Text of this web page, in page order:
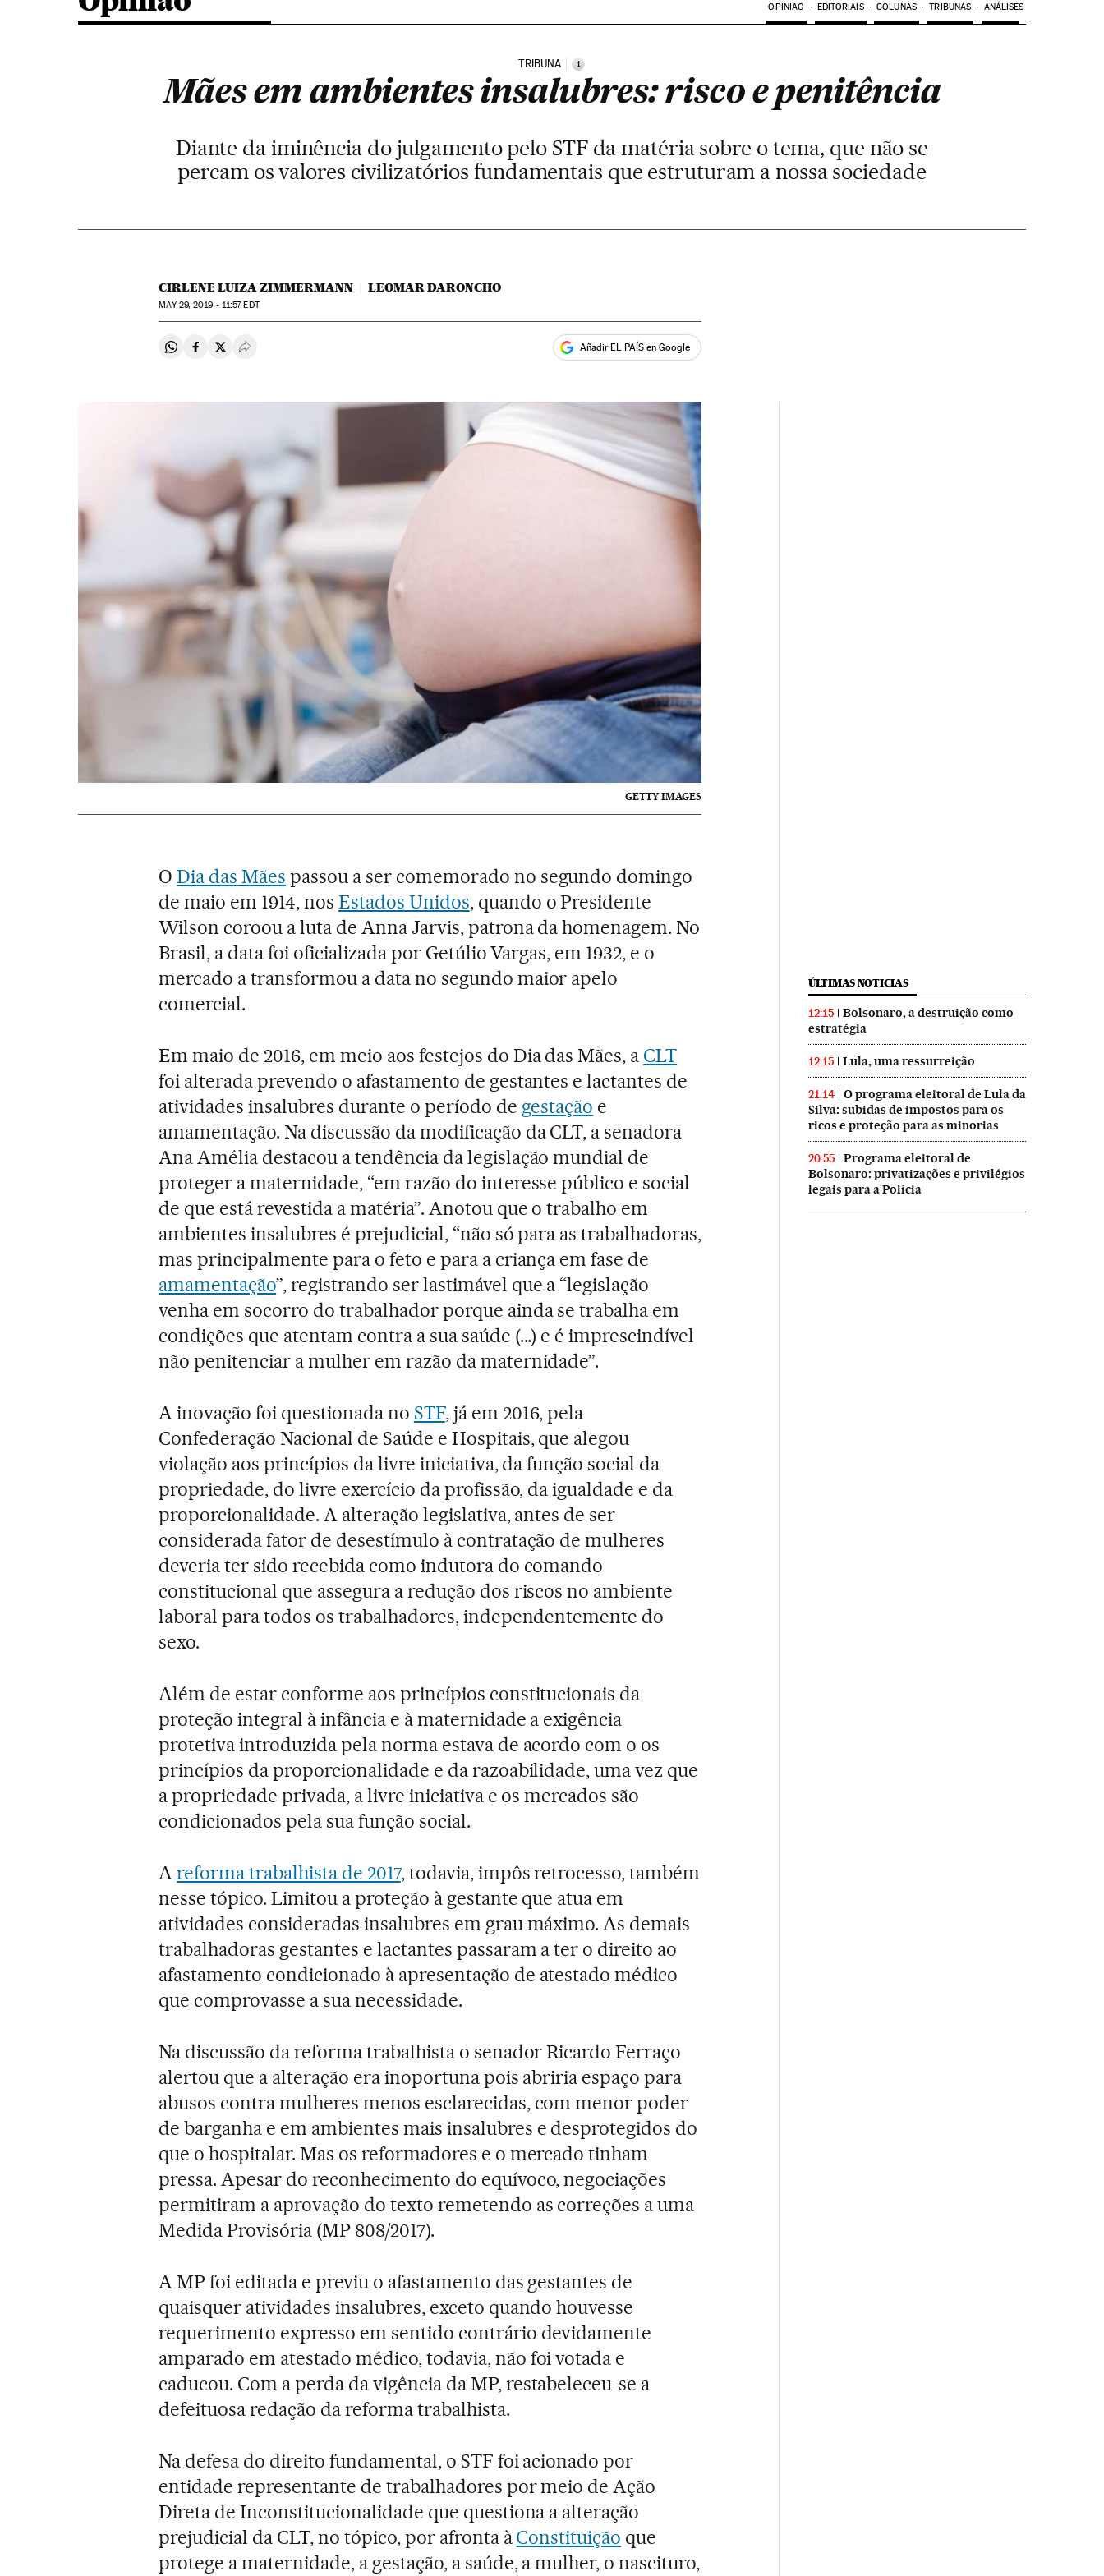
OPINIÃO EDITORIAIS COLUNAS TRIBUNAS ANÁLISES
TRIBUNA i
Mães em ambientes insalubres: risco e penitência
Diante da iminência do julgamento pelo STF da matéria sobre o tema, que não se
percam os valores civilizatórios fundamentais que estruturam a nossa sociedade
CIRLENE LUIZA ZIMMERMANN LEOMAR DARONCHO
MAY29, 2019 - 11:57EDT
Compartir en Whatsapp
Compartir en Facebook
Compartir en Twitter
Desplegar Redes Sociales Añadir EL PAÍS en Google
GETTY IMAGES
ODia das Mães passou a ser comemorado no segundo domingo
de maio em 1914, nos Estados Unidos, quando o Presidente
Wilson coroou a luta de Anna Jarvis, patrona da homenagem. No
Brasil, a data foi oficializada por Getúlio Vargas, em 1932, e o
mercado a transformou a data no segundo maior apelo
comercial.
Em maio de 2016, em meio aos festejos do Dia das Mães, a CLT
foi alterada prevendo o afastamento de gestantes e lactantes de
atividades insalubres durante o período de gestação e
amamentação. Na discussão da modificação da CLT, a senadora
Ana Amélia destacou a tendência da legislação mundial de
proteger a maternidade, “em razão do interesse público e social
de que está revestida a matéria”. Anotou que o trabalho em
ambientes insalubres é prejudicial, “não só para as trabalhadoras,
mas principalmente para o feto e para a criança em fase de
amamentação”, registrando ser lastimável que a “legislação
venha em socorro do trabalhador porque ainda se trabalha em
condições que atentam contra a sua saúde (...) e é imprescindível
não penitenciar a mulher em razão da maternidade”.
A inovação foi questionada no STF, já em 2016, pela
Confederação Nacional de Saúde e Hospitais, que alegou
violação aos princípios da livre iniciativa, da função social da
propriedade, do livre exercício da profissão, da igualdade e da
proporcionalidade. A alteração legislativa, antes de ser
considerada fator de desestímulo à contratação de mulheres
deveria ter sido recebida como indutora do comando
constitucional que assegura a redução dos riscos no ambiente
laboral para todos os trabalhadores, independentemente do
sexo.
Além de estar conforme aos princípios constitucionais da
proteção integral à infância e à maternidade a exigência
protetiva introduzida pela norma estava de acordo com o os
princípios da proporcionalidade e da razoabilidade, uma vez que
a propriedade privada, a livre iniciativa e os mercados são
condicionados pela sua função social.
Areforma trabalhista de 2017, todavia, impôs retrocesso, também
nesse tópico. Limitou a proteção à gestante que atua em
atividades consideradas insalubres em grau máximo. As demais
trabalhadoras gestantes e lactantes passaram a ter o direito ao
afastamento condicionado à apresentação de atestado médico
que comprovasse a sua necessidade.
Na discussão da reforma trabalhista o senador Ricardo Ferraço
alertou que a alteração era inoportuna pois abriria espaço para
abusos contra mulheres menos esclarecidas, com menor poder
de barganha e em ambientes mais insalubres e desprotegidos do
que o hospitalar. Mas os reformadores e o mercado tinham
pressa. Apesar do reconhecimento do equívoco, negociações
permitiram a aprovação do texto remetendo as correções a uma
Medida Provisória (MP 808/2017).
A MP foi editada e previu o afastamento das gestantes de
quaisquer atividades insalubres, exceto quando houvesse
requerimento expresso em sentido contrário devidamente
amparado em atestado médico, todavia, não foi votada e
caducou. Com a perda da vigência da MP, restabeleceu-se a
defeituosa redação da reforma trabalhista.
Na defesa do direito fundamental, o STF foi acionado por
entidade representante de trabalhadores por meio de Ação
Direta de Inconstitucionalidade que questiona a alteração
prejudicial da CLT, no tópico, por afronta àConstituição que
protege a maternidade, a gestação, a saúde, a mulher, o nascituro,
ÚLTIMAS NOTICIAS
12:15
Bolsonaro, a destruição como
estratégia
12:15 Lula, uma ressurreição
21:14
O programa eleitoral de Lula da
Silva: subidas de impostos para os
ricos e proteção para as minorias
20:55
Programa eleitoral de
Bolsonaro: privatizações e privilégios
legais para a Polícia